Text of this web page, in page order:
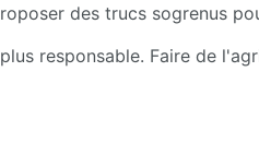
des trucs sogrenus
responsable. Faire de